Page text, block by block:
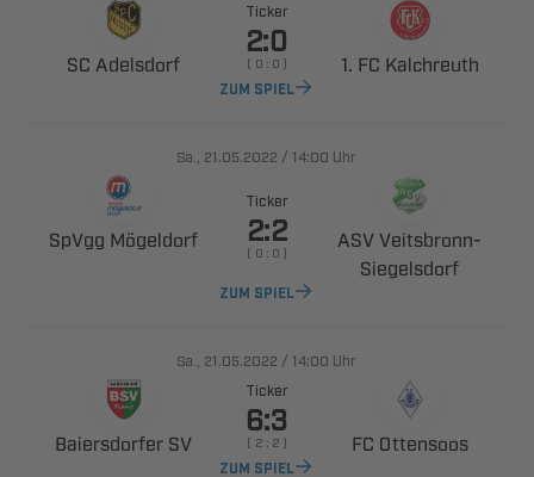
 
Ticker

       
ZUM SPIEL
.,  / Uhr
 
Ticker

    
 ​

ZUM SPIEL
.,  / Uhr
 
Ticker

      
ZUM SPIEL